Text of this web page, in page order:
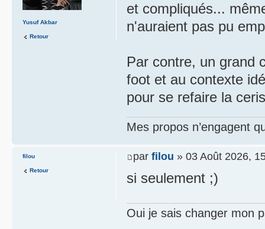
et compliqués...
n'auraient pas pu
Par contre, un grand
foot et au contexte
pour se refaire la
Mes propos n’engagent
Yusuf Akbar
Retour
par filou » 03 Août 2026,
si seulement ;)
Oui je sais changer mon
filou
Retour